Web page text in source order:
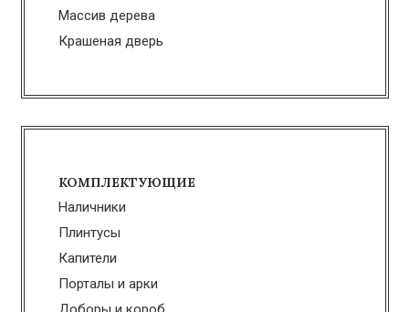
Массив дерева
Крашеная дверь
КОМПЛЕКТУЮЩИЕ
Наличники
Плинтусы
Капители
Порталы и арки